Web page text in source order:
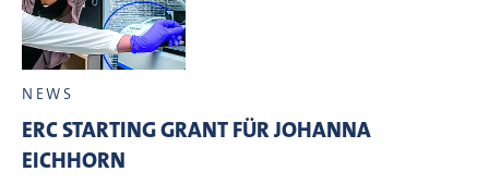
NEWS
ERC STARTING GRANT FÜR JOHANNA
EICHHORN